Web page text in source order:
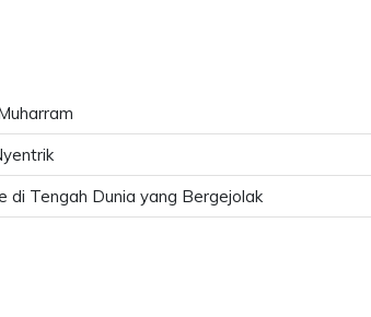
di Tengah Dunia yang Bergejolak